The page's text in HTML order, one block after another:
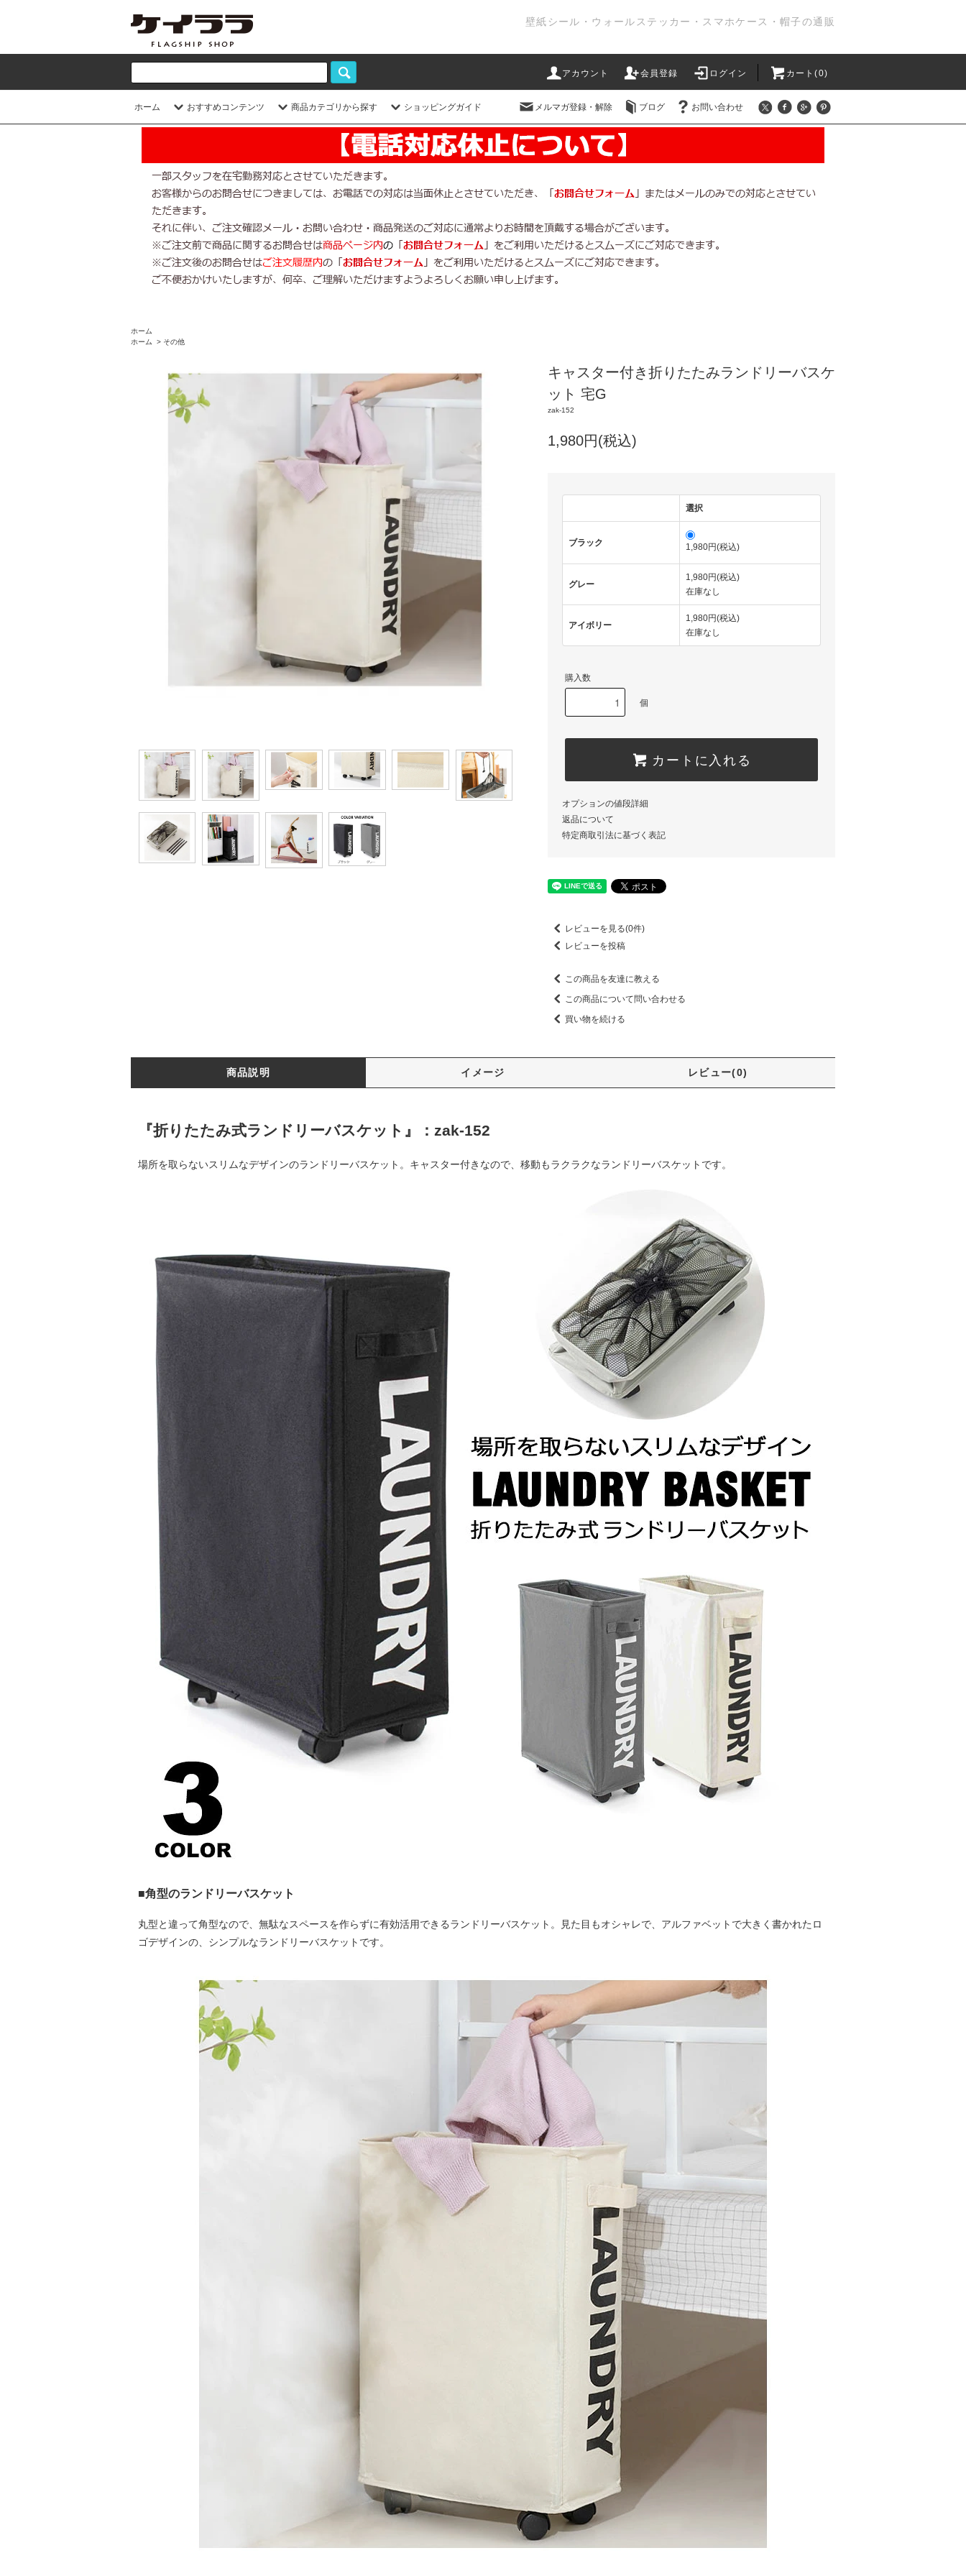
壁紙シール・ウォールステッカー・スマホケース・帽子の通販
アカウント 会員登録 ログイン カート(0)
ホーム おすすめコンテンツ 商品カテゴリから探す ショッピングガイド メルマガ登録・解除 ブログ お問い合わせ
ホーム
ホーム
> その他
キャスター付き折りたたみランドリーバスケ
ット 宅G
zak-152
1,980円(税込)
選択
ブラック 1,980円(税込)
グレー
1,980円(税込)
在庫なし
アイボリー
1,980円(税込)
在庫なし
購入数
個
カートに入れる
オプションの値段詳細
返品について
特定商取引法に基づく表記
レビューを見る(0件)
レビューを投稿
この商品を友達に教える
この商品について問い合わせる
買い物を続ける
商品説明 イメージ レビュー(0)
『折りたたみ式ランドリーバスケット』：zak-152
場所を取らないスリムなデザインのランドリーバスケット。キャスター付きなので、移動もラクラクなランドリーバスケットです。
■角型のランドリーバスケット
丸型と違って角型なので、無駄なスペースを作らずに有効活用できるランドリーバスケット。見た目もオシャレで、アルファベットで大きく書かれたロ
ゴデザインの、シンプルなランドリーバスケットです。